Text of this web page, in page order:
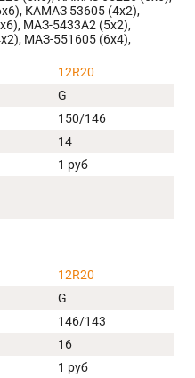
КАМАЗ 53605 (4х2),
МАЗ-5433А2 (5х2),
МАЗ-551605 (6х4),
12R20
G
150/146
14
1 руб
12R20
G
146/143
16
1 руб